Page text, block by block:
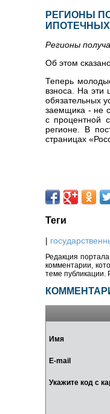
РЕГИОНЫ
Регионы
Об этом
Теперь
взноса. На эти
обязательных
заемщика - не
с процентной
регионе. В
страницах
Теги
|
Редакция
комментарии,
теме публикации.
Имя
E-mail
Укажите код с